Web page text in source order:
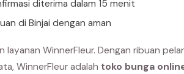
diterima dalam 15 menit
di Binjai dengan aman
WinnerFleur. Dengan ribuan
WinnerFleur adalah toko bunga